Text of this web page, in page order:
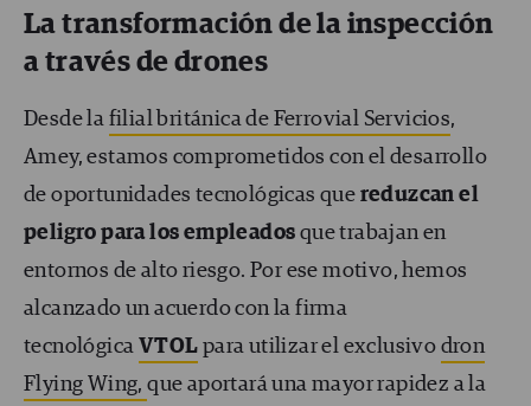
La transformación de la inspección
a través de drones
Desde la filial británica de Ferrovial Servicios,
Amey, estamos comprometidos con el desarrollo
de oportunidades tecnológicas que reduzcan el
peligro para los empleados que trabajan en
entornos de alto riesgo. Por ese motivo, hemos
alcanzado un acuerdo con la firma
tecnológica VTOL para utilizar el exclusivo dron
Flying Wing,que aportará una mayor rapidez a la